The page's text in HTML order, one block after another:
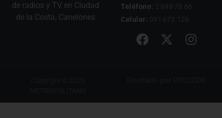
de radios y TV en Ciudad
de la Costa, Canelones
Teléfono: 2 698 78 66
Celular: 091 673 129